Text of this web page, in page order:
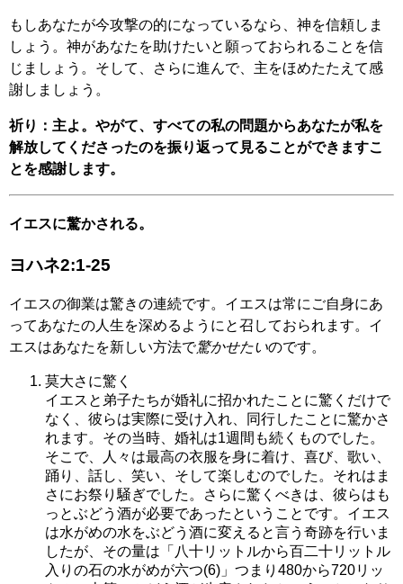
もしあなたが今攻撃の的になっているなら、神を信頼しま
しょう。神があなたを助けたいと願っておられることを信
じましょう。そして、さらに進んで、主をほめたたえて感
謝しましょう。
祈り：主よ。やがて、すべての私の問題からあなたが私を
解放してくださったのを振り返って見ることができますこ
とを感謝します。
イエスに驚かされる。
ヨハネ2:1-25
イエスの御業は驚きの連続です。イエスは常にご自身にあ
ってあなたの人生を深めるようにと召しておられます。イ
エスはあなたを新しい方法で驚かせたいのです。
莫大さに驚く
イエスと弟子たちが婚礼に招かれたことに驚くだけで
なく、彼らは実際に受け入れ、同行したことに驚かさ
れます。その当時、婚礼は1週間も続くものでした。
そこで、人々は最高の衣服を身に着け、喜び、歌い、
踊り、話し、笑い、そして楽しむのでした。それはま
さにお祭り騒ぎでした。さらに驚くべきは、彼らはも
っとぶどう酒が必要であったということです。イエス
は水がめの水をぶどう酒に変えると言う奇跡を行いま
したが、その量は「八十リットルから百二十リットル
入りの石の水がめが六つ(6)」つまり480から720リッ